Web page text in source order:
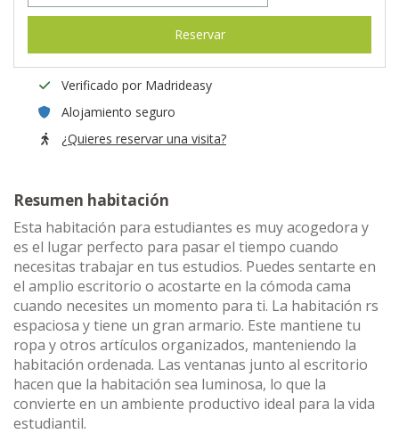
Reservar
Verificado por Madrideasy
Alojamiento seguro
¿Quieres reservar una visita?
Resumen habitación
Esta habitación para estudiantes es muy acogedora y
es el lugar perfecto para pasar el tiempo cuando
necesitas trabajar en tus estudios. Puedes sentarte en
el amplio escritorio o acostarte en la cómoda cama
cuando necesites un momento para ti. La habitación rs
espaciosa y tiene un gran armario. Este mantiene tu
ropa y otros artículos organizados, manteniendo la
habitación ordenada. Las ventanas junto al escritorio
hacen que la habitación sea luminosa, lo que la
convierte en un ambiente productivo ideal para la vida
estudiantil.